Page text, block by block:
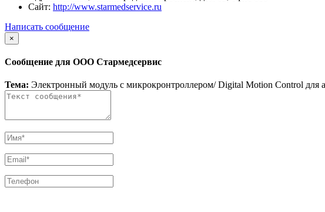
Сайт: http://www.starmedservice.ru
Написать сообщение
×
Сообщение для ООО Стармедсервис
Тема: Электронный модуль с микрокронтроллером/ Digital Motion Control для